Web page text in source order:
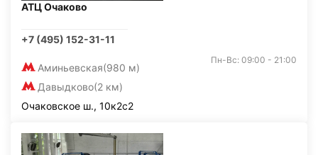
АТЦ Очаково
+7 (495) 152-31-11
Аминьевская(980 м)
Давыдково(2 км)
Пн-Вс: 09:00 - 21:00
Очаковское ш., 10к2с2